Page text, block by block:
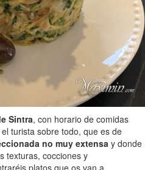
Sintra, con horario de comidas
turista sobre todo, que es de
no muy extensa y donde
texturas, cocciones y
platos que os van a